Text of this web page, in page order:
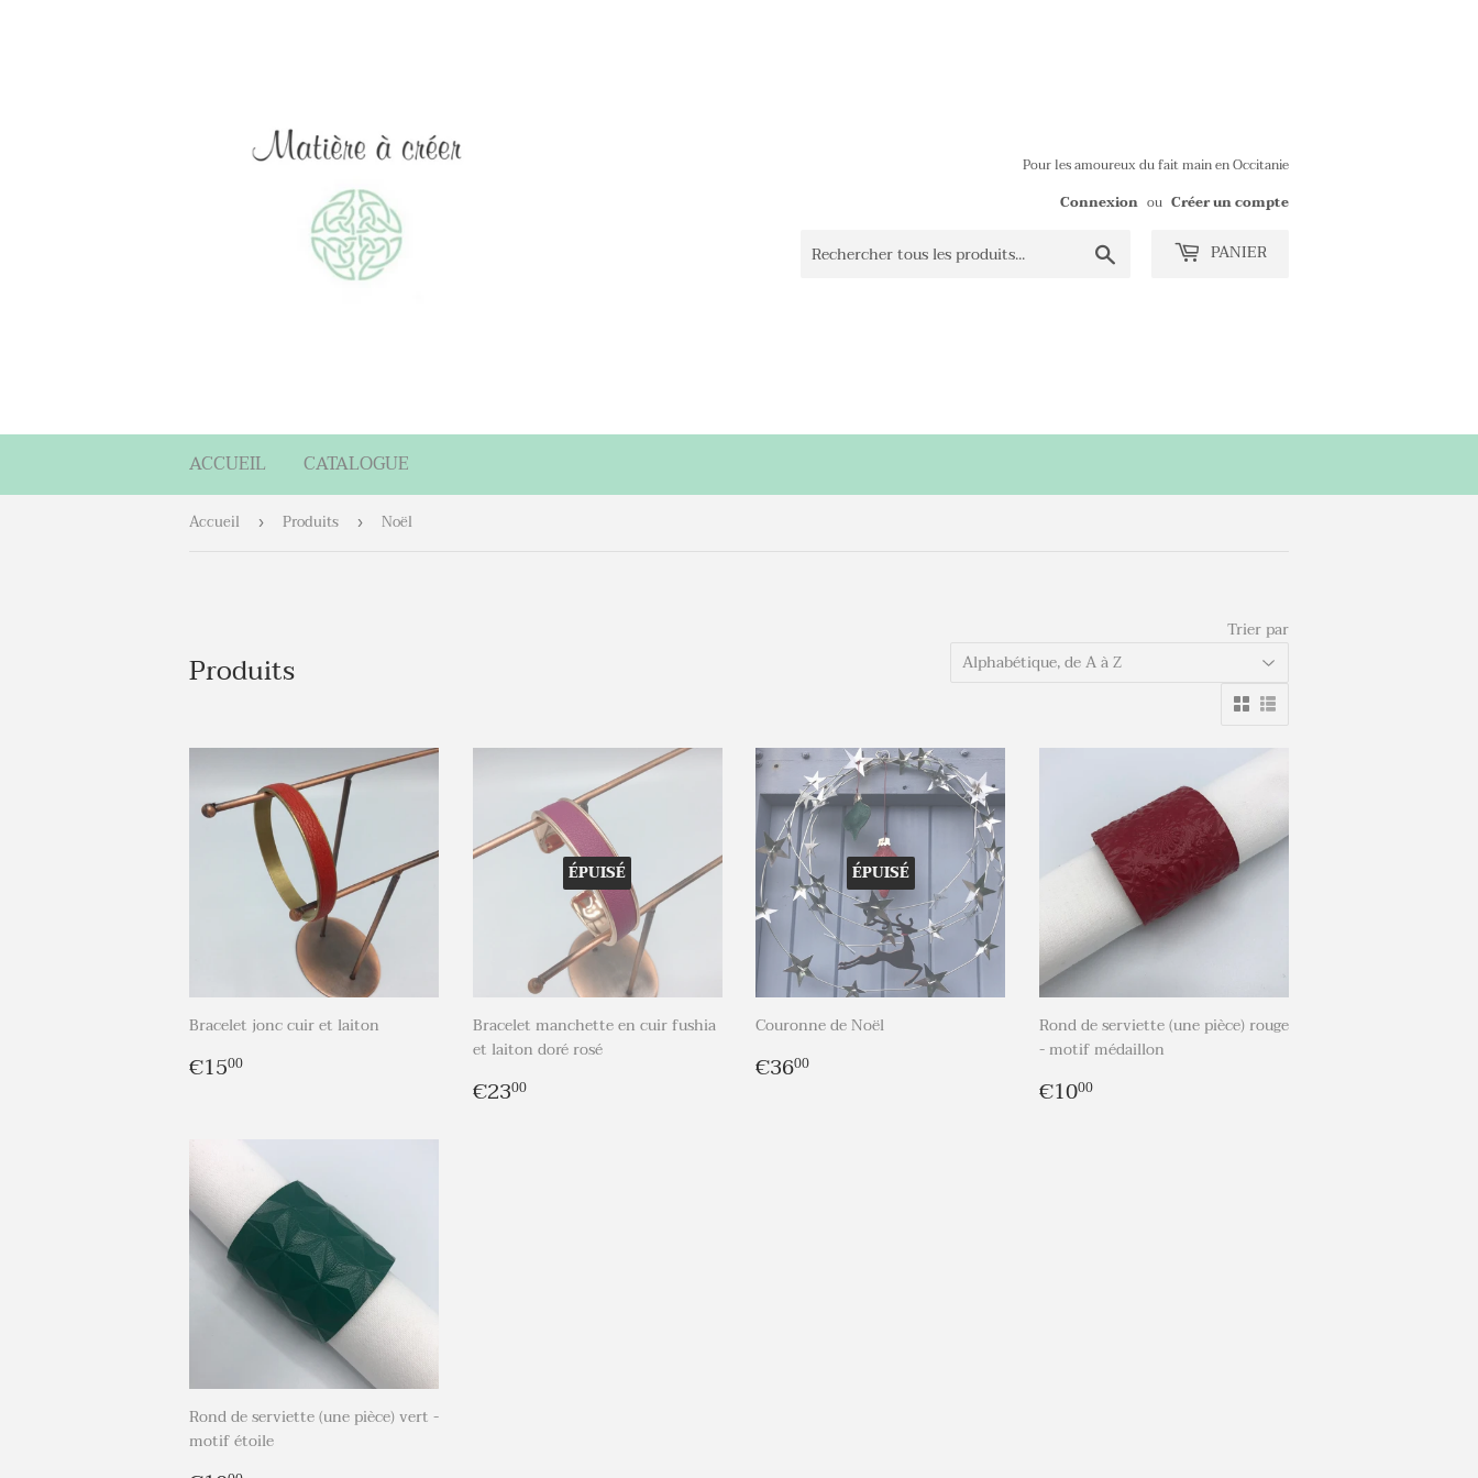
Pour les amoureux du fait main en Occitanie
Connexion ou Créer un compte
Chercher PANIER
ACCUEIL CATALOGUE
Accueil › Produits › Noël
Produits
Trier par
Bracelet jonc cuir et laiton
Prix
€1500
ÉPUISÉ
Bracelet manchette en cuir fushia
et laiton doré rosé
Prix
€2300€23,00
ÉPUISÉ
Couronne de Noël
Prix
€3600
Rond de serviette (une pièce) rouge
- motif médaillon
Prix
€1000€10,00
Rond de serviette (une pièce) vert -
motif étoile